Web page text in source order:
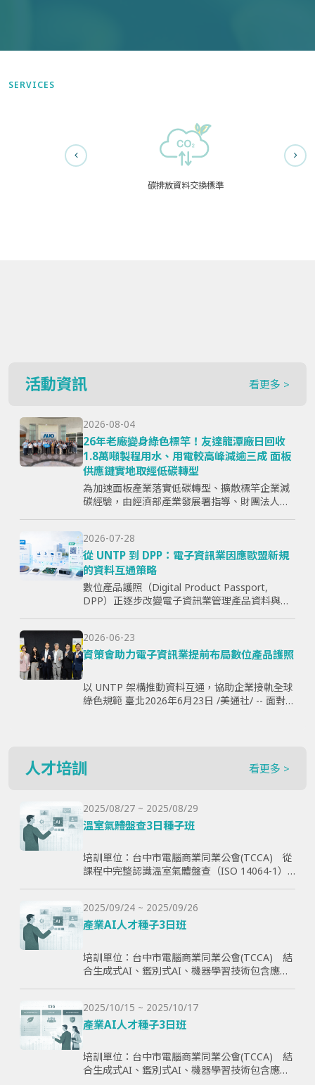
SERVICES
碳排放資料交換標準
活動資訊 看更多 >
2026-08-04
26年老廠變身綠色標竿！友達龍潭廠日回收
1.8萬噸製程用水、用電較高峰減逾三成 面板
供應鏈實地取經低碳轉型
為加速面板產業落實低碳轉型、擴散標竿企業減
碳經驗，由經濟部產業發展署指導、財團法人資
成果交流活動」，7月15日於...
2026-07-28
從 UNTP 到 DPP：電子資訊業因應歐盟新規
的資料互通策略
數位產品護照（Digital Product Passport,
DPP）正逐步改變電子資訊業管理產品資料與供
購、製...
2026-06-23
資策會助力電子資訊業提前布局數位產品護照
以 UNTP 架構推動資料互通，協助企業接軌全球
綠色規範 臺北2026年6月23日 /美通社/ -- 面對歐
人才培訓 看更多 >
2025/08/27 ~ 2025/08/29
溫室氣體盤查3日種子班
培訓單位：台中市電腦商業同業公會(TCCA) 從
課程中完整認識溫室氣體盤查（ISO 14064-1）
幫助學員更好了解ESG與碳排放管理的實際應
用，提高企業實現減碳目標。
2025/09/24 ~ 2025/09/26
產業AI人才種子3日班
培訓單位：台中市電腦商業同業公會(TCCA) 結
合生成式AI、鑑別式AI、機器學習技術包含應用
力。
2025/10/15 ~ 2025/10/17
產業AI人才種子3日班
培訓單位：台中市電腦商業同業公會(TCCA) 結
合生成式AI、鑑別式AI、機器學習技術包含應用